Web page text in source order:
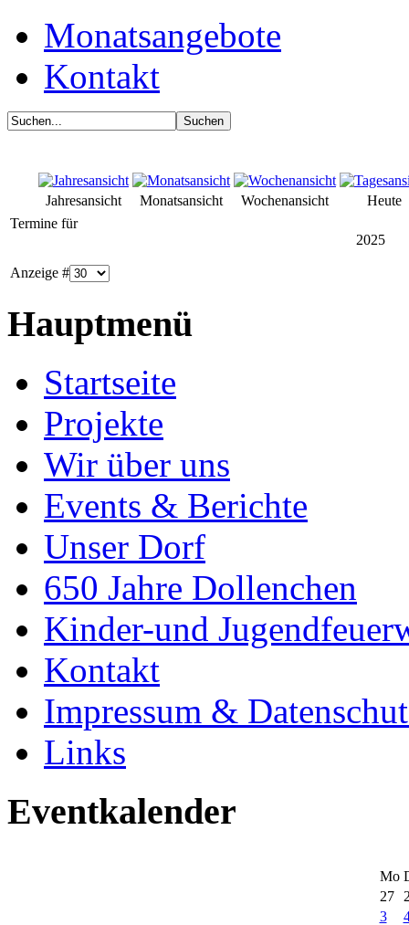
Monatsangebote
Kontakt
Jahresansicht Monatsansicht Wochenansicht
Heute
Termine für
2025
Anzeige #
Hauptmenü
Startseite
Projekte
Wir über uns
Events & Berichte
Unser Dorf
650 Jahre Dollenchen
Kinder-und
Kontakt
Impressum &
Links
Eventkalender
Mo
27
3